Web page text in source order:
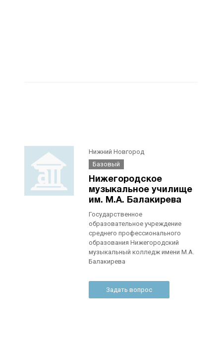
Нижний Новгород
Базовый
Нижегородское
музыкальное училище
им. М.А. Балакирева
Государственное
образовательное учреждение
среднего профессионального
образования Нижегородский
музыкальный колледж имени М.А.
Балакирева
Задать вопрос